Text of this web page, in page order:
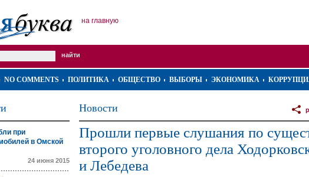
на главную
NO COMMENTS ПОЛИТИКА ОБЩЕСТВО ВЫБОРЫ ЭКОНОМИКА
при
в Омской
24 июня 2015
Новости
Прошли первые слушания по
второго уголовного дела
и Лебедева